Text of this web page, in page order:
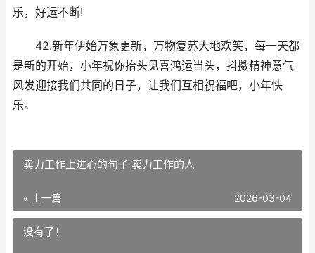
乐，好运不断!
42.新年伊始万象更新，万物复苏大地欢笑，每一天都
是新的开始，小年祝你抬头见喜鸿运当头，抖擞精神意气
风发迎接我们共同的日子，让我们互相祝福吧，小年快
乐。
卖力工作上进心的句子 卖力工作的人
« 上一篇 2026-03-04
没有了！